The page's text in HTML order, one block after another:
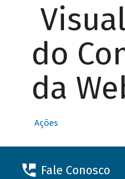
do
da
Ações
Fale Conosco